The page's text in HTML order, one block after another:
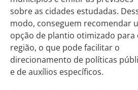
sobre as cidades estudadas.
modo, conseguem recomendar
opção de plantio otimizado para
região, o que pode facilitar o
direcionamento de políticas
e de auxílios específicos.